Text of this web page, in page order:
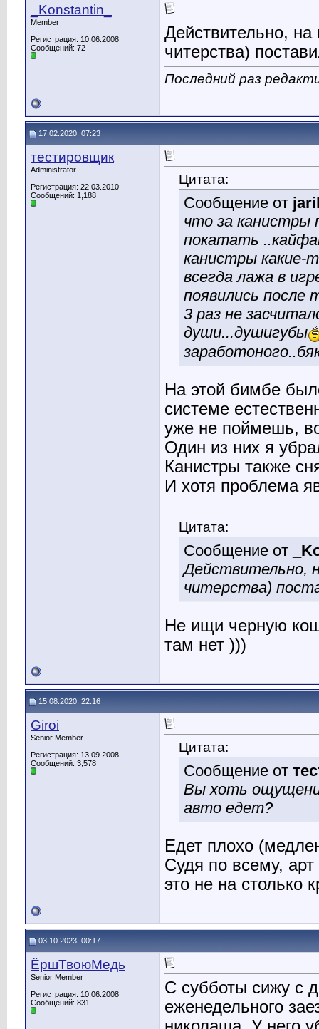
_Konstantin_
Member
Регистрация: 10.06.2008
Сообщений: 72
Действительно, на
читерства)
Последний раз
17.02.2020, 07:23
тестировщик
Administrator
Регистрация: 22.03.2010
Сообщений: 1,188
Цитата:
Сообщение от
что за канистры
покатать
канистры какие-
всегда лажа в
появились после
3 раз не
души...душигубы
На этой бимбе
системе
уже не поймешь,
Один из них я
Канистры также
И хотя проблема
Цитата:
Сообщение от
Действительно,
читерства)
Не ищи черную
там нет )))
15.08.2020, 22:16
Giroi
Senior Member
Регистрация: 13.09.2008
Сообщений: 3,578
Цитата:
Сообщение от
Вы хоть
авто едет?
Едет плохо
Судя по всему,
это не на столько
03.10.2023, 00:17
ЁршТвоюМедь
Senior Member
Регистрация: 10.06.2008
Сообщений: 831
С субботы сижу с
еженедельного